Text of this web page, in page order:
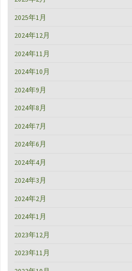
2025年1月
2024年12月
2024年11月
2024年10月
2024年9月
2024年8月
2024年7月
2024年6月
2024年4月
2024年3月
2024年2月
2024年1月
2023年12月
2023年11月